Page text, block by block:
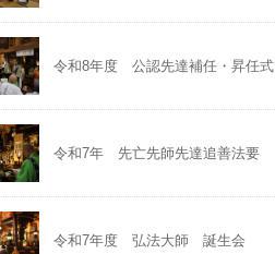
令和8年度 公認先達補任・昇任式
令和7年 先亡先師先達追善法要
令和7年度 弘法大師 誕生会